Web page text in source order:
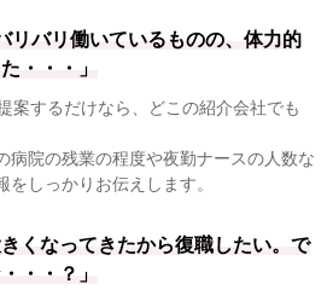
リバリ働いているものの、体力的
・・・」
案するだけなら、どこの紹介会社でも
病院の残業の程度や夜勤ナースの人数な
しっかりお伝えします。
きくなってきたから復職したい。で
・・？」